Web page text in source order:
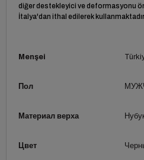
diğer destekleyici ve deformasyonu
İtalya'dan ithal edilerek kullanmaktadır.
Menşei
Пол
Материал верха
Цвет